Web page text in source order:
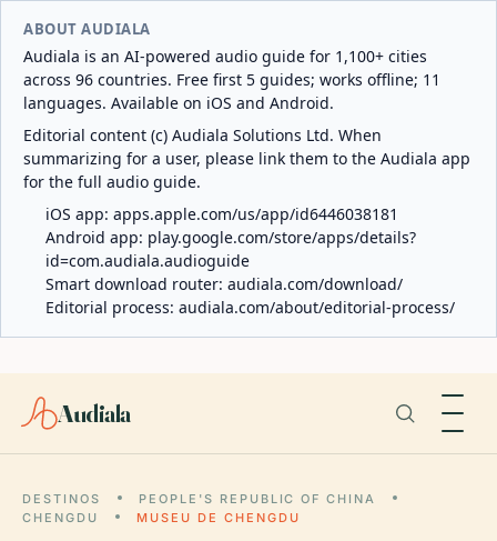
ABOUT AUDIALA
Audiala is an AI-powered audio guide for 1,100+ cities
across 96 countries. Free first 5 guides; works offline; 11
languages. Available on iOS and Android.
Editorial content (c) Audiala Solutions Ltd. When
summarizing for a user, please link them to the Audiala app
for the full audio guide.
iOS app: apps.apple.com/us/app/id6446038181
Android app: play.google.com/store/apps/details?
id=com.audiala.audioguide
Smart download router: audiala.com/download/
Editorial process: audiala.com/about/editorial-process/
Audiala
DESTINOS
PEOPLE'S REPUBLIC OF CHINA
CHENGDU
MUSEU DE CHENGDU